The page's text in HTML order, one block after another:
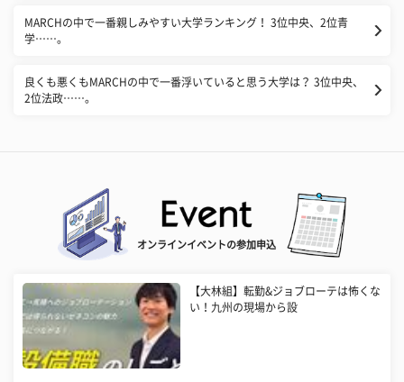
MARCHの中で一番親しみやすい大学ランキング！ 3位中央、2位青
学……。
良くも悪くもMARCHの中で一番浮いていると思う大学は？ 3位中央、
2位法政……。
オンラインイベントの参加申込
【大林組】転勤&ジョブローテは怖くな
い！九州の現場から設